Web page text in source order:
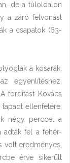
de a túloldalon
a záró felvonást
a csapatok (63-
a kosarak,
egyenlítéshez,
fordítást Kovács
ellenfelére,
négy perccel a
adták fel a fehér-
volt eredményes,
érve sikerült